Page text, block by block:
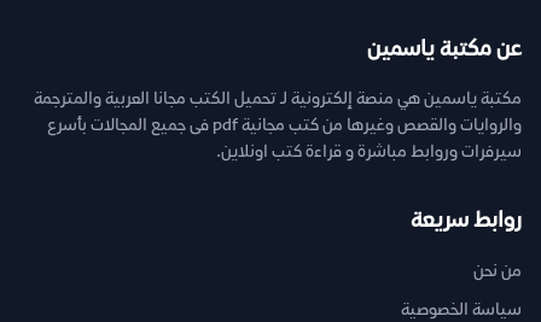
عن مكتبة ياسمين
مكتبة ياسمين هي منصة إلكترونية لـ تحميل الكتب مجانا العربية والمترجمة
والروايات والقصص وغيرها من كتب مجانية pdf فى جميع المجالات بأسرع
سيرفرات وروابط مباشرة و قراءة كتب اونلاين.
روابط سريعة
من نحن
سياسة الخصوصية